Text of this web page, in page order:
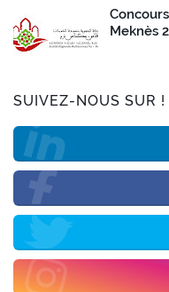
Meknès
SUIVEZ-NOUS SUR !